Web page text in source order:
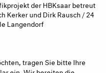
der HBKsaar betreut
Kerker und Dirk Rausch / 24
Langendorf
tragen Sie bitte Ihre